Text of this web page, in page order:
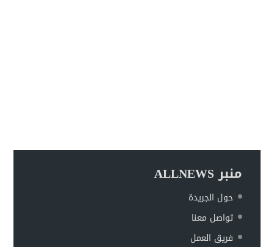
منبر ALLNEWS
حول الجريدة
تواصل معنا
فريق العمل